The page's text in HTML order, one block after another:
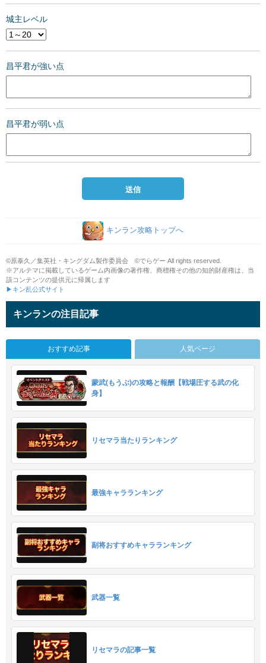
城主レベル
昌平君が強い点
昌平君が弱い点
キンラン攻略トップへ
©原泰久／集英社・キングダム製作委員会 ©でらゲー All rights reserved.
※アルテマに掲載しているゲーム内画像の著作権、商標権その他の知的財産権は、当
該コンテンツの提供元に帰属します
▶キン乱公式サイト
キンランの注目記事
おすすめ記事 人気ページ
蒙武(もうぶ)の攻略と報酬【戦場圧する武の化
身】
リセマラ当たりランキング
最強キャラランキング
副将おすすめキャラランキング
武器一覧
リセマラの記事一覧